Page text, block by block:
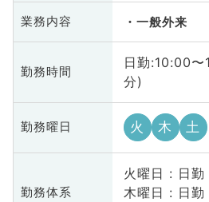
業務内容 一般外来
勤務時間
日勤:10:00
分)
勤務曜日 火 木 土
勤務体系
火曜日 : 日勤
木曜日 : 日勤